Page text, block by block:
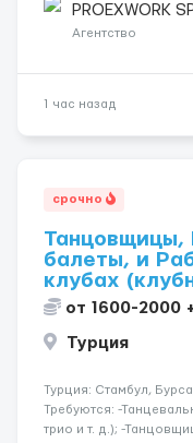
Связка арматурных
опалубки после за...
PROEXWORK
Агентство
1 час назад
срочно
Танцовщицы,
балеты, и
клубах
от 1600-2000
Турция
Турция: Стамбул,
Требуются: -
трио и т. д.); -